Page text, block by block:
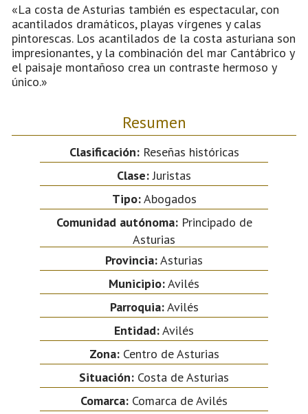
«La costa de Asturias también es espectacular, con
acantilados dramáticos, playas vírgenes y calas
pintorescas. Los acantilados de la costa asturiana son
impresionantes, y la combinación del mar Cantábrico y
el paisaje montañoso crea un contraste hermoso y
único.»
Resumen
Clasificación:Reseñas históricas
Clase:Juristas
Tipo:Abogados
Comunidad autónoma:Principado de
Asturias
Provincia:Asturias
Municipio:Avilés
Parroquia:Avilés
Entidad:Avilés
Zona:Centro de Asturias
Situación: Costa de Asturias
Comarca: Comarca de Avilés